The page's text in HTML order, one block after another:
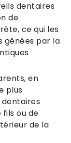
dentaires
de
ce qui les
gênées par la
en
plus
ou de
de la